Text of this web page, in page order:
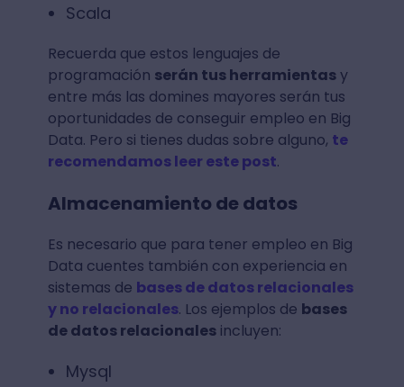
Scala
Recuerda que estos lenguajes de
programación serán tus herramientasy
entre más las domines mayores serán tus
oportunidades de conseguir empleo en Big
Data. Pero si tienes dudas sobre alguno, te
recomendamos leer este post.
Almacenamiento de datos
Es necesario que para tener empleo en Big
Data cuentes también con experiencia en
sistemas de bases de datos relacionales
y no relacionales. Los ejemplos de bases
de datos relacionalesincluyen:
Mysql